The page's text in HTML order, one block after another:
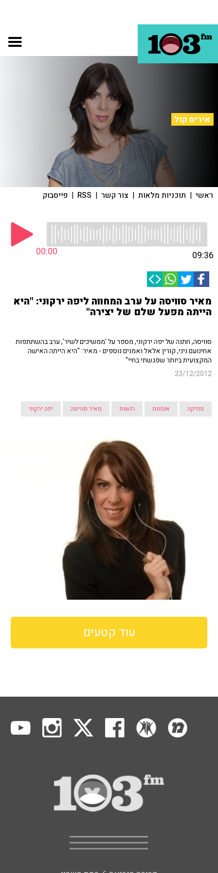
איריס קול
ראשי | תוכניות מלאות | צור קשר |
RSS
| פייסבוק
00:00 09:36
מאיר סוויסה על ערב המחווה ליפה ירקוני: "היא
הייתה מפעל שלם של יצירה"
סוויסה, חתנה של יפה ירקוני, מספר על 'ממשיכים לשיר', ערב בהשתתפות
אחינועם ניני, קורין אלאל ואמנים נוספים - מאיר: "היא הייתה האישה
המקצועית ביותר שפגשתי בחיי"
23/12/2012
מוזיקה אומנות רגשות מאיר סוויסה יפה ירקוני
עוד קטעים